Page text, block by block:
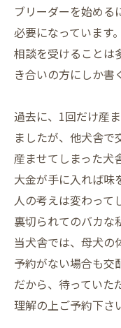
ブリーダーを始める
必要になっています。
相談を受けることは
き合いの方にしか書
過去に、1回だけ産
ましたが、他犬舎で
産ませてしまった犬
大金が手に入れば味
人の考えは変わって
裏切られてのバカな
当犬舎では、母犬の
予約がない場合も交
だから、待っていた
理解の上ご予約下さ